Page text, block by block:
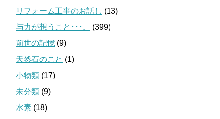
リフォーム工事のお話し (13)
与力が想うこと･･･。
(399)
前世の記憶 (9)
天然石のこと (1)
小物類 (17)
未分類 (9)
水素 (18)